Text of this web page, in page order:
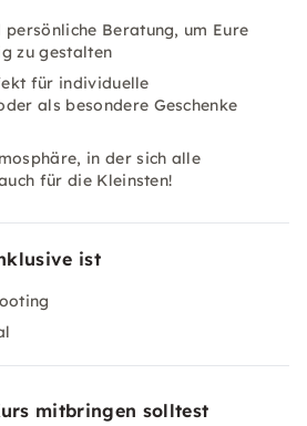
Beratung, um Eure
zu gestalten
für individuelle
als besondere Geschenke
in der sich alle
für die Kleinsten!
ist
mitbringen solltest